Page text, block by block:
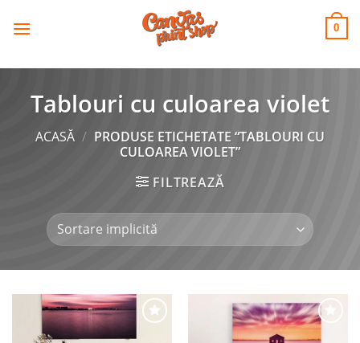
CANVAS
PRINT SHOP 0
Tablouri cu culoarea violet
ACASĂ / PRODUSE ETICHETATE “TABLOURI CU
CULOAREA VIOLET”
FILTREAZĂ